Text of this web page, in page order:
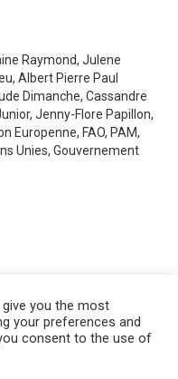
Raymond, Julene
Albert Pierre Paul
Dimanche, Cassandre
Jenny-Flore Papillon,
Europenne, FAO, PAM,
Unies, Gouvernement
you the most
your preferences and
consent to the use of